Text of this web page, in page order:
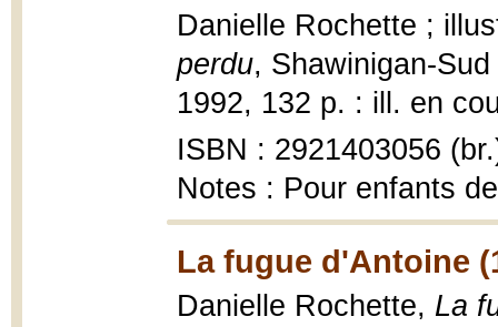
Danielle Rochette ;
perdu, Shawinigan-
1992, 132 p. : ill. en
ISBN : 2921403056
Notes : Pour enfants
La fugue d'Antoine
Danielle Rochette, La